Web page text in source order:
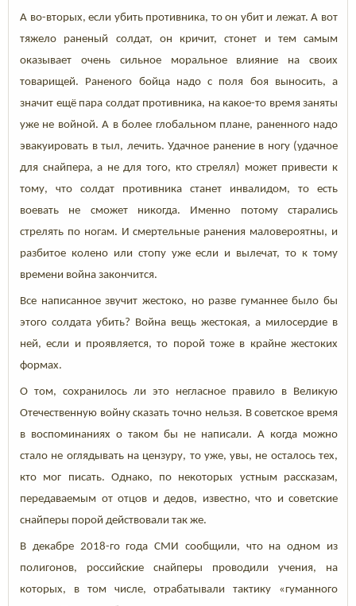
А во-вторых, если убить противника, то он убит и лежат. А вот
тяжело раненый солдат, он кричит, стонет и тем самым
оказывает очень сильное моральное влияние на своих
товарищей. Раненого бойца надо с поля боя выносить, а
значит ещё пара солдат противника, на какое-то время заняты
уже не войной. А в более глобальном плане, раненного надо
эвакуировать в тыл, лечить. Удачное ранение в ногу (удачное
для снайпера, а не для того, кто стрелял) может привести к
тому, что солдат противника станет инвалидом, то есть
воевать не сможет никогда. Именно потому старались
стрелять по ногам. И смертельные ранения маловероятны, и
разбитое колено или стопу уже если и вылечат, то к тому
времени война закончится.
Все написанное звучит жестоко, но разве гуманнее было бы
этого солдата убить? Война вещь жестокая, а милосердие в
ней, если и проявляется, то порой тоже в крайне жестоких
формах.
О том, сохранилось ли это негласное правило в Великую
Отечественную войну сказать точно нельзя. В советское время
в воспоминаниях о таком бы не написали. А когда можно
стало не оглядывать на цензуру, то уже, увы, не осталось тех,
кто мог писать. Однако, по некоторых устным рассказам,
передаваемым от отцов и дедов, известно, что и советские
снайперы порой действовали так же.
В декабре 2018-го года СМИ сообщили, что на одном из
полигонов, российские снайперы проводили учения, на
которых, в том числе, отрабатывали тактику «гуманного